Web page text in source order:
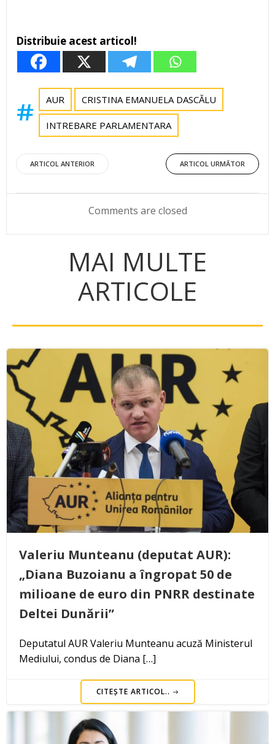
Distribuie acest articol!
AUR CRISTINA EMANUELA DASCĂLU
INTREBARE PARLAMENTARA
Post
navigation
ARTICOL ANTERIOR
Post
navigation
ARTICOL URMĂTOR
Comments are closed
MAI MULTE
ARTICOLE
Valeriu Munteanu (deputat AUR):
„Diana Buzoianu a îngropat 50 de
milioane de euro din PNRR destinate
Deltei Dunării”
Deputatul AUR Valeriu Munteanu acuză Ministerul
Mediului, condus de Diana […]
CITEȘTE ARTICOL..